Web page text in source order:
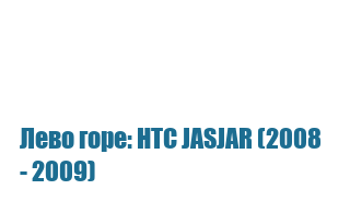
Лево горе: HTC JASJAR (2008
- 2009)